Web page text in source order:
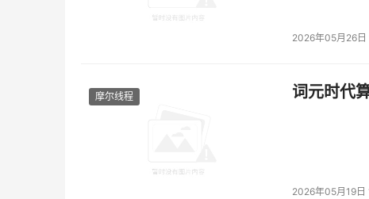
2026年05月26
摩尔线程 词元时代
2026年05月19日